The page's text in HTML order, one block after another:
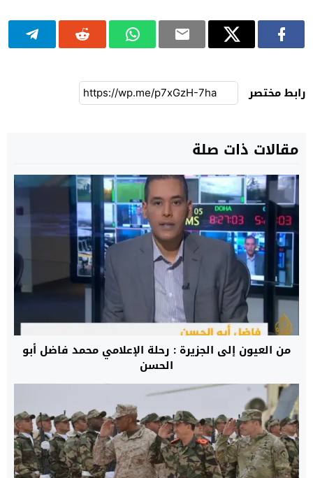
رابط مختصر
مقالات ذات صلة
من العيون إلى الجزيرة : رحلة الإعلامي محمد فاضل أبو
الحسن